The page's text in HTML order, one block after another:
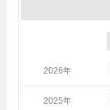
2026年
2025年